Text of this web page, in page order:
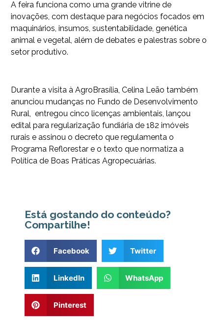
A feira funciona como uma grande vitrine de
inovações, com destaque para negócios focados em
maquinários, insumos, sustentabilidade, genética
animal e vegetal, além de debates e palestras sobre o
setor produtivo.
Durante a visita à AgroBrasília, Celina Leão também
anunciou mudanças no Fundo de Desenvolvimento
Rural, entregou cinco licenças ambientais, lançou
edital para regularização fundiária de 182 imóveis
rurais e assinou o decreto que regulamenta o
Programa Reflorestar e o texto que normatiza a
Política de Boas Práticas Agropecuárias.
Está gostando do conteúdo?
Compartilhe!
Facebook Twitter
LinkedIn WhatsApp
Pinterest